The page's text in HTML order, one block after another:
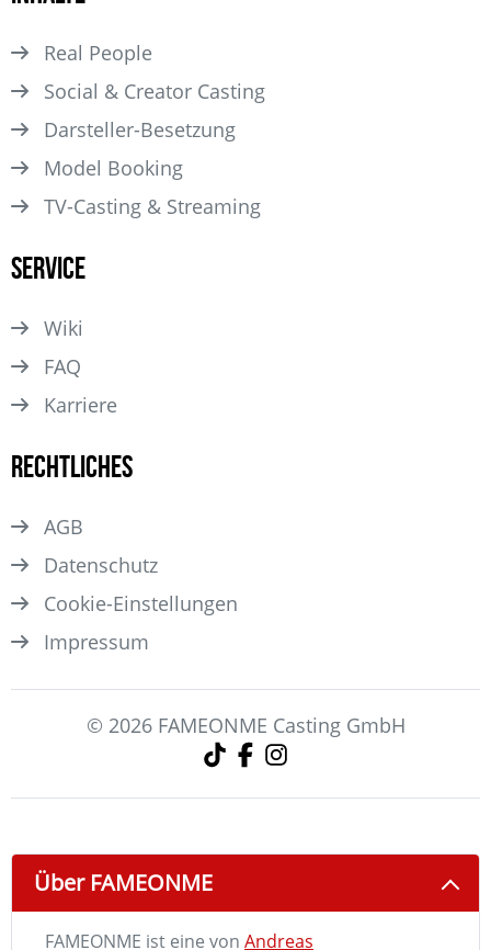
Real People
Social & Creator Casting
Darsteller­-Besetzung
Model Booking
TV-Casting & Streaming
Service
Wiki
FAQ
Karriere
Rechtliches
AGB
Datenschutz
Cookie-Einstellungen
Impressum
© 2026 FAMEONME Casting GmbH
Über FAMEONME
FAMEONME ist eine von Andreas